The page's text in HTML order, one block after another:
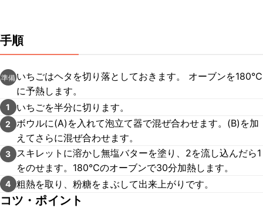
手順
準備 いちごはヘタを切り落としておきます。 オーブンを180℃
に予熱します。
1 いちごを半分に切ります。
2
ボウルに(A)を入れて泡立て器で混ぜ合わせます。(B)を加
えてさらに混ぜ合わせます。
3
スキレットに溶かし無塩バターを塗り、2を流し込んだら1
をのせます。180℃のオーブンで30分加熱します。
4 粗熱を取り、粉糖をまぶして出来上がりです。
コツ・ポイント